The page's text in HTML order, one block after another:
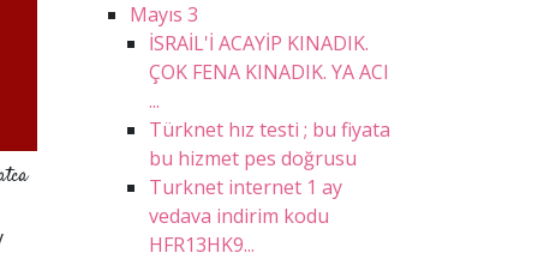
Mayıs 3
İSRAİL'İ ACAYİP KINADIK.
ÇOK FENA KINADIK. YA ACI
...
Türknet hız testi ; bu fiyata
bu hizmet pes doğrusu
Turknet internet 1 ay
vedava indirim kodu
HFR13HK9...